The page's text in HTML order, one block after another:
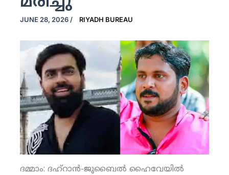
JUNE 28, 2026 / RIYADH BUREAU
ദമ്മാം: ദഹ്‌റാന്‍-ജുബൈല്‍ ഹൈവേയില്‍